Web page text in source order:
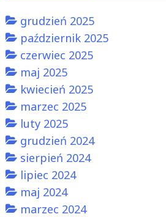
grudzień 2025
październik 2025
czerwiec 2025
maj 2025
kwiecień 2025
marzec 2025
luty 2025
grudzień 2024
sierpień 2024
lipiec 2024
maj 2024
marzec 2024